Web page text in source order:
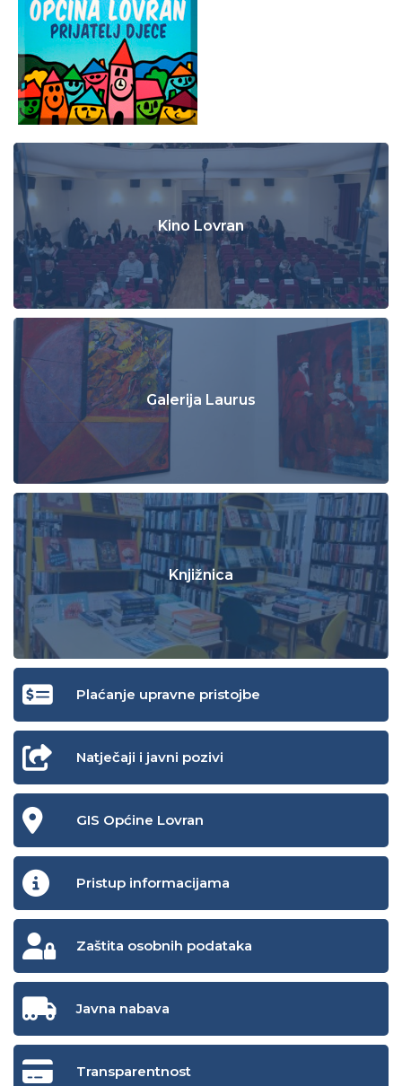
Kino Lovran
Galerija Laurus
Knjižnica
Plaćanje upravne pristojbe
Natječaji i javni pozivi
GIS Općine Lovran
Pristup informacijama
Zaštita osobnih podataka
Javna nabava
Transparentnost